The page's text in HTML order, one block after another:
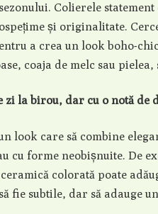
Colierele
și originalitate.
a crea un look boho-
coaja de melc sau
zi la birou, dar cu o notă de
look care să combine
cu forme neobișnuite. De
colorată poate
fie subtile, dar să adauge